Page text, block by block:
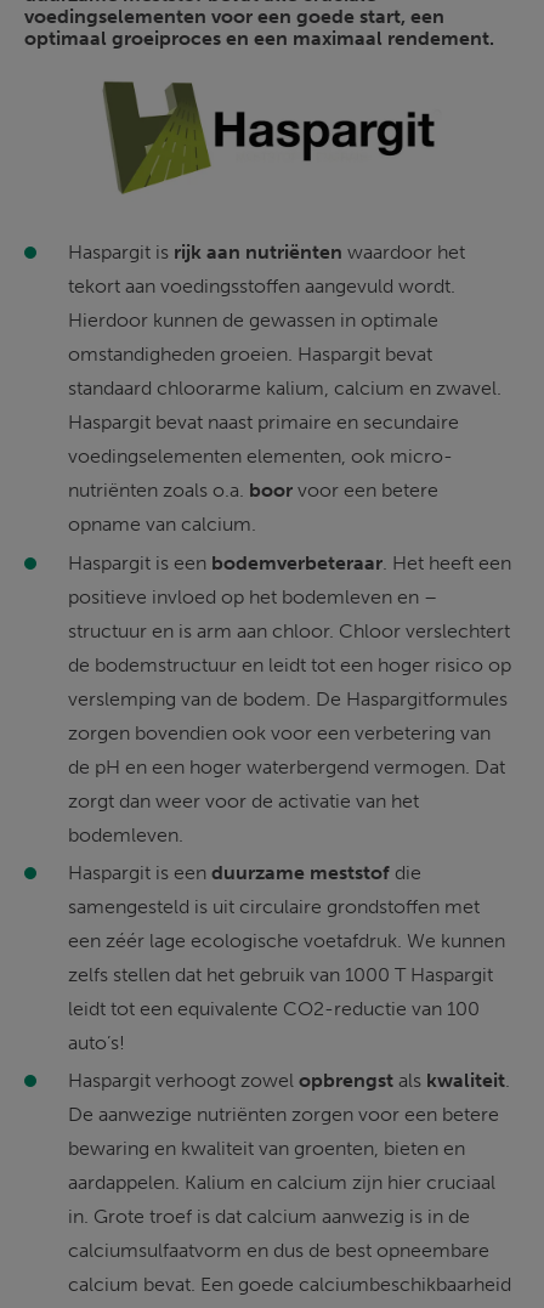
voedingselementen voor een goede start, een
optimaal groeiproces en een maximaal rendement.
Haspargit is rijk aan nutriënten waardoor het
tekort aan voedingsstoffen aangevuld wordt.
Hierdoor kunnen de gewassen in optimale
omstandigheden groeien. Haspargit bevat
standaard chloorarme kalium, calcium en zwavel.
Haspargit bevat naast primaire en secundaire
voedingselementen elementen, ook micro-
nutriënten zoals o.a. boor voor een betere
opname van calcium.
Haspargit is een bodemverbeteraar . Het heeft een
positieve invloed op het bodemleven en –
structuur en is arm aan chloor. Chloor verslechtert
de bodemstructuur en leidt tot een hoger risico op
verslemping van de bodem. De Haspargitformules
zorgen bovendien ook voor een verbetering van
de pH en een hoger waterbergend vermogen. Dat
zorgt dan weer voor de activatie van het
bodemleven.
Haspargit is een duurzame meststof die
samengesteld is uit circulaire grondstoffen met
een zéér lage ecologische voetafdruk. We kunnen
zelfs stellen dat het gebruik van 1000 T Haspargit
leidt tot een equivalente CO2-reductie van 100
auto’s!
Haspargit verhoogt zowel opbrengst als kwaliteit.
De aanwezige nutriënten zorgen voor een betere
bewaring en kwaliteit van groenten, bieten en
aardappelen. Kalium en calcium zijn hier cruciaal
in. Grote troef is dat calcium aanwezig is in de
calciumsulfaatvorm en dus de best opneembare
calcium bevat. Een goede calciumbeschikbaarheid